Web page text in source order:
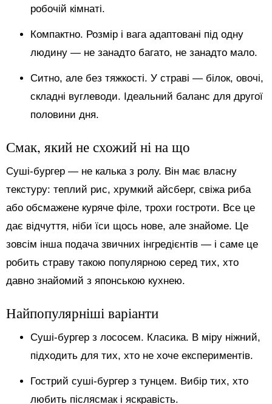
робочій кімнаті.
Компактно. Розмір і вага адаптовані під одну
людину — не занадто багато, не занадто мало.
Ситно, але без тяжкості. У страві — білок, овочі,
складні вуглеводи. Ідеальний баланс для другої
половини дня.
Смак, який не схожий ні на що
Суші-бургер — не калька з ролу. Він має власну
текстуру: теплий рис, хрумкий айсберг, свіжа риба
або обсмажене куряче філе, трохи гостроти. Все це
дає відчуття, ніби їси щось нове, але знайоме. Це
зовсім інша подача звичних інгредієнтів — і саме це
робить страву такою популярною серед тих, хто
давно знайомий з японською кухнею.
Найпопулярніші варіанти
Суші-бургер з лососем. Класика. В міру ніжний,
підходить для тих, хто не хоче експериментів.
Гострий суші-бургер з тунцем. Вибір тих, хто
любить післясмак і яскравість.